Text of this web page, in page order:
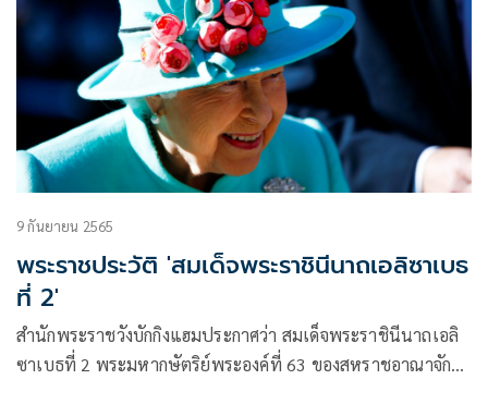
9 กันยายน 2565
พระราชประวัติ 'สมเด็จพระราชินีนาถเอลิซาเบธ
ที่ 2'
สำนักพระราชวังบักกิงแฮมประกาศว่า สมเด็จพระราชินีนาถเอลิ
ซาเบธที่ 2 พระมหากษัตริย์พระองค์ที่ 63 ของสหราชอาณาจักร